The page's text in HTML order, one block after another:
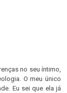
no seu íntimo,
O meu único
Eu sei que ela já